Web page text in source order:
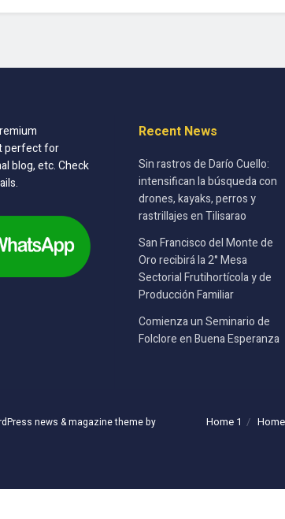
perfect for
blog, etc. Check
Recent News
Sin rastros de Darío Cuello:
intensifican la búsqueda con
drones, kayaks, perros y
rastrillajes en Tilisarao
San Francisco del Monte de
Oro recibirá la 2° Mesa
Sectorial Frutihortícola y de
Producción Familiar
Comienza un Seminario de
Folclore en Buena Esperanza
Home 1
news & magazine theme by